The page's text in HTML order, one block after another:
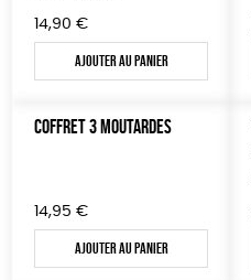
14,90 €
Ajouter au panier
COFFRET 3 MOUTARDES
14,95 €
Ajouter au panier